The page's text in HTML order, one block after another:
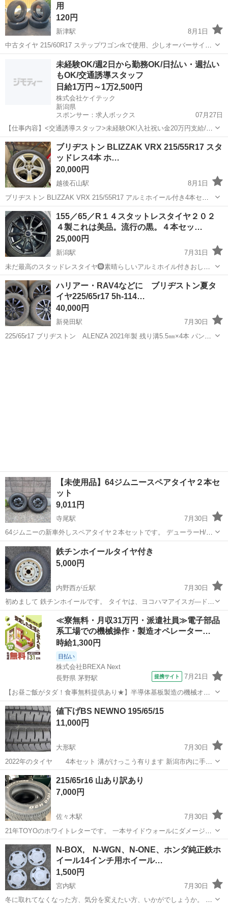
す。 引取場...
用
120円
新津駅
8月1日
中古タイヤ 215/60R17 ステップワゴンrkで使用、少しオーバーサイズ
ですが問題無く使用してました。 必要な方いかがですか？ 受渡し場所
は、秋葉区アベイル駐車場ですが、購入者様と当方の利害が一致すれ
新津駅 タイヤ、ホイール タイヤ
未経験OK/週2日から勤務OK/日払い・週払い
もOK/交通誘導スタッフ
日給1万円～1万2,500円
株式会社ケイテック
新潟県
スポンサー：求人ボックス
07月27日
【仕事内容】<交通誘導スタッフ>未経験OK!入社祝い金20万円支給/週
2日～OK!働きやすさ重視! <交通誘導スタッフ> 週2日～OK!働きやす
さ重視! 未経験可!急な出費も安心の 日払い・週払いもOK! 幅広い年代
の方が活躍中で...
アルバイト・パート
ブリヂストン BLIZZAK VRX 215/55R17 スタ
ッドレス4本 ホ…
20,000円
越後石山駅
8月1日
ブリヂストン BLIZZAK VRX 215/55R17 アルミホイール付き4本セッ
トです。 使用に伴う傷や汚れはありますが、まだ使用できる状態で
す。詳細は写真をご確認ください。ご不明な点はお気軽にお問い合わ
せください。
新潟 新潟市 タイヤ、ホイール
155／65／R１４スタットレスタイヤ２０２
４製これは美品。流行の黒。４本セッ…
25,000円
新潟駅
7月31日
未だ最高のスタッドレスタイヤ🛞素晴らしいアルミホイル付きおしゃ
れの黒凄い最高見たところキズが無い。黒で車が引締る。 冬も雪に食
い付くタイヤです。スズキワゴンRとダイハツムーブその他OK
新潟 新潟市 新潟駅 タイヤ、ホイール
ハリアー・RAV4などに ブリヂストン夏タ
イヤ225/65r17 5h-114…
40,000円
新発田駅
7月30日
225/65r17 ブリヂストン ALENZA 2021年製 残り溝5.5㎜×4本 パンク
【未使用品】64ジムニースペアタイヤ２本セ
ット
9,011円
寺尾駅
7月30日
64ジムニーの新車外しスペアタイヤ２本セットです。 デューラーH/L
175/80r16 片方は25年３週、22年35週製造となります。 いずれも未使
用です。保管時に若干ホコリ等をかぶりましたが、目立ったキズはあ
りません。
新潟 新潟市 タイヤ、ホイール
鉄チンホイールタイヤ付き
5,000円
内野西が丘駅
7月30日
初めまして 鉄チンホイールです。 タイヤは、ヨコハマアイスガ―ド
サイズ135-80R12インチ4本になります。 ご検討のほど宜しく御願い
致します。 なお、無料では御座いません。何でもかんでも0円では御
座いません。
新潟 新潟市 内野西が丘駅 タイヤ、ホイール
≪寮無料・月収31万円・派遣社員≫電子部品
系工場での機械操作・製造オペレーター…
時給1,300円
日払い
株式会社BREXA Next
長野県 茅野駅
提携サイト 7月21日
【お昼ご飯がタダ！食事無料提供あり★】半導体基板製造の機械オペ
レーターや検査作業！未経験活躍中★カップル＆友達同士の応募OK！
赴任旅費会社負担★嬉しい無料送迎◎正社員登用制度あり！マイカー
通勤OK！無料駐車場完備！《長野県茅...
長野 茅野市 茅野駅
値下げBS NEWNO 195/65/15
11,000円
大形駅
7月30日
2022年のタイヤ 4本セット 溝がけっこう有ります 新潟市内に手渡
すできます よろしくお願いいたします。
新潟 新潟市 タイヤ、ホイール
215/65r16 山あり訳あり
7,000円
佐々木駅
7月30日
21年TOYOのホワイトレターです。 一本サイドウォールにダメージあ
ります。 1本用意できる方には最高です
新潟 北蒲原郡
N-BOX, N-WGN、N-ONE、ホンダ純正鉄ホ
イール14インチ用ホイール…
1,500円
宮内駅
7月30日
冬に取れてなくなった方、気分を変えたい方、いかがでしょうか。 当